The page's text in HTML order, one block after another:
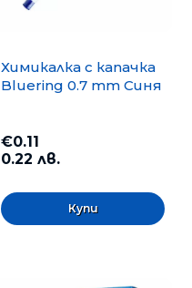
Химикалка с капачка
Bluering 0.7 mm Синя
€0.11
0.22 лв.